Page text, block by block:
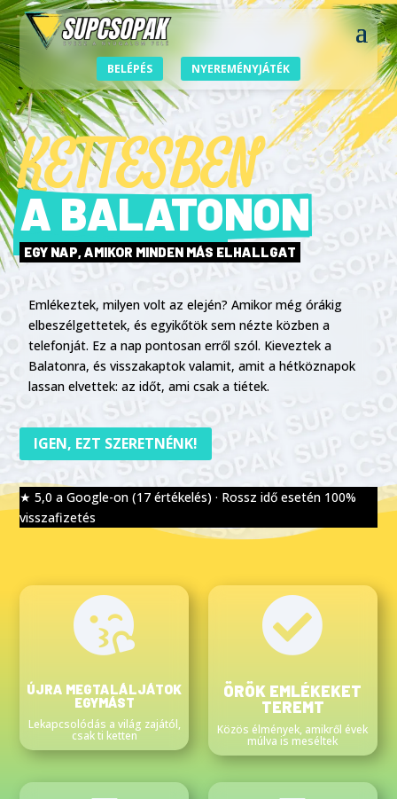
BELÉPÉS NYEREMÉNYJÁTÉK
KETTESBEN
A BALATONON
EGY NAP, AMIKOR MINDEN MÁS ELHALLGAT
Emlékeztek, milyen volt az elején? Amikor még órákig
elbeszélgettetek, és egyikőtök sem nézte közben a
telefonját. Ez a nap pontosan erről szól. Kieveztek a
Balatonra, és visszakaptok valamit, amit a hétköznapok
lassan elvettek: az időt, ami csak a tiétek.
IGEN, EZT SZERETNÉNK!
★ 5,0 a Google-on (17 értékelés) · Rossz idő esetén 100%
visszafizetés

ÚJRA MEGTALÁLJÁTOK
EGYMÁST
Lekapcsolódás a világ zajától,
csak ti ketten

ÖRÖK EMLÉKEKET
TEREMT
Közös élmények, amikről évek
múlva is meséltek